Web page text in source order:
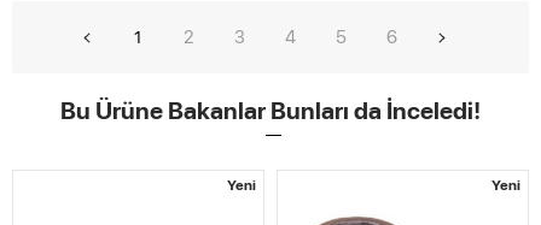
1 2 3 4 5 6
Bu Ürüne Bakanlar Bunları da İnceledi!
Yeni Yeni